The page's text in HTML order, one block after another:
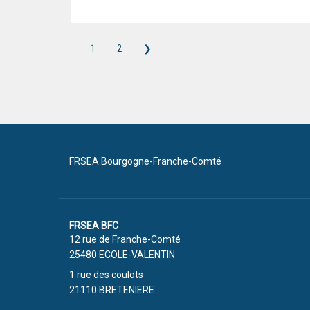
1 2 ❯
FRSEA Bourgogne-Franche-Comté
FRSEA BFC
12 rue de Franche-Comté
25480 ECOLE-VALENTIN
1 rue des coulots
21110 BRETENIERE